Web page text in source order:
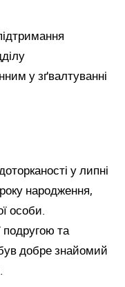
у зґвалтуванні
у липні
народження,
особи.
подругою та
добре знайомий